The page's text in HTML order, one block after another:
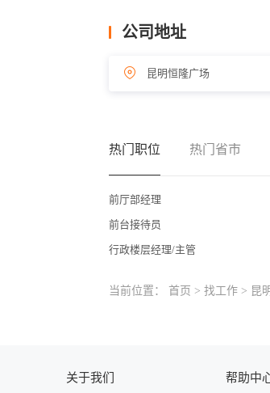
公司地址
昆明恒隆广场
热门职位 热门省市
前厅部经理
前台接待员
行政楼层经理/主管
当前位置： 首页 > 找工作 > 昆
关于我们 帮助中